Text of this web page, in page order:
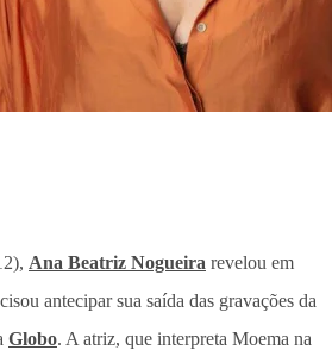
Ana Beatriz Nogueira revelou em
antecipar sua saída das gravações da
Globo. A atriz, que interpreta Moema na